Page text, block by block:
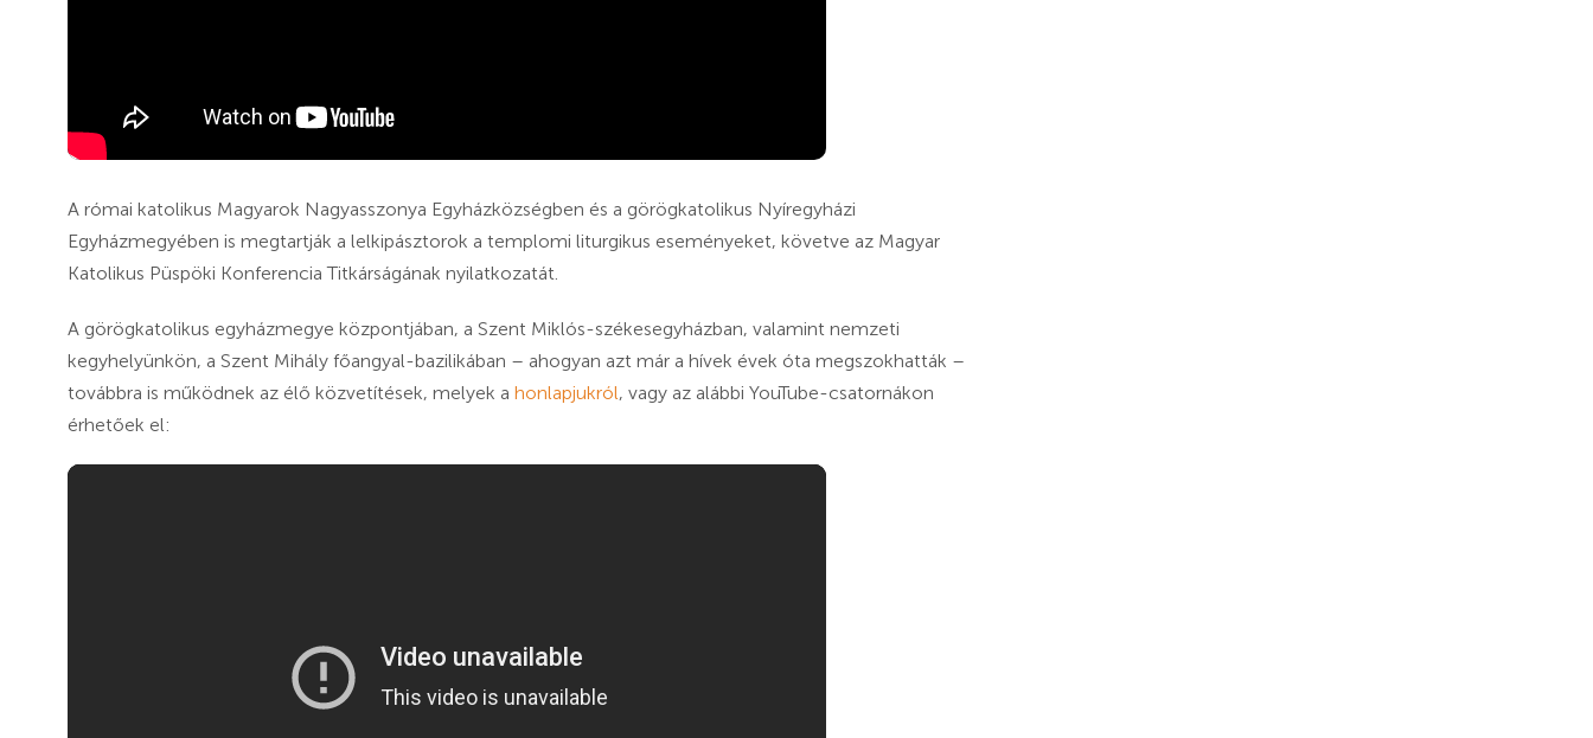
A római katolikus Magyarok Nagyasszonya Egyházközségben és a görögkatolikus Nyíregyházi
Egyházmegyében is megtartják a lelkipásztorok a templomi liturgikus eseményeket, követve az Magyar
Katolikus Püspöki Konferencia Titkárságának nyilatkozatát.
A görögkatolikus egyházmegye központjában, a Szent Miklós-székesegyházban, valamint nemzeti
kegyhelyünkön, a Szent Mihály főangyal-bazilikában – ahogyan azt már a hívek évek óta megszokhatták –
továbbra is működnek az élő közvetítések, melyek a honlapjukról, vagy az alábbi YouTube-csatornákon
érhetőek el: